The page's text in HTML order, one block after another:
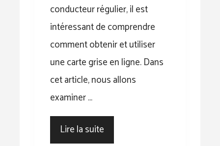
conducteur régulier, il est
intéressant de comprendre
comment obtenir et utiliser
une carte grise en ligne. Dans
cet article, nous allons
examiner …
Lire la suite